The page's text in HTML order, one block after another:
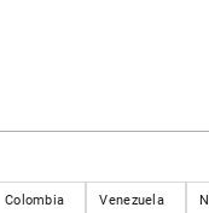
Colombia Venezuela